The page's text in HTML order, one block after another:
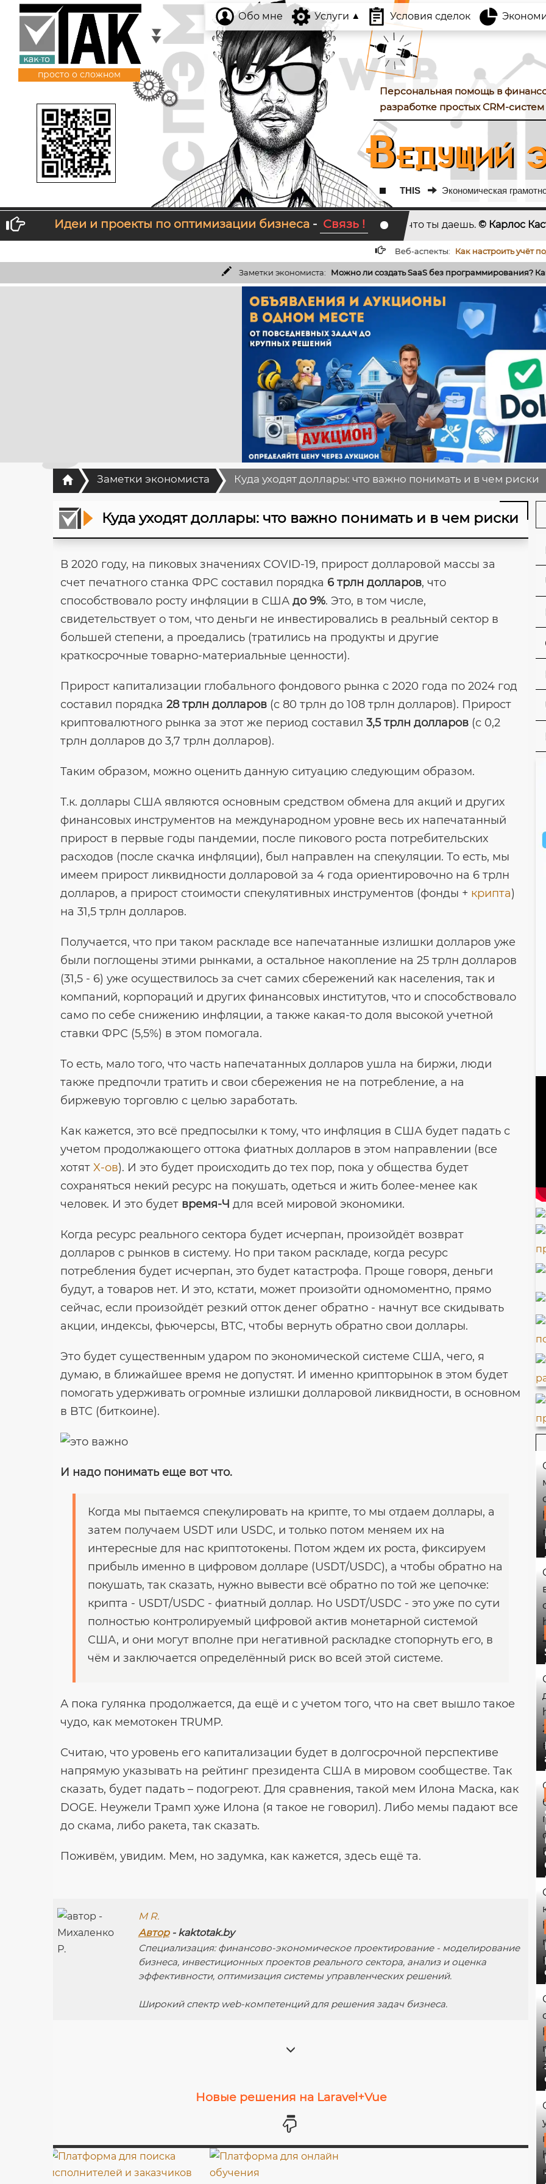
просто о сложном
Ведущий
THIS Экономическая
Персональная помощь в
разработке простых CRM-
Обо мне Услуги Условия сделок
Идеи и проекты по оптимизации бизнеса - Связь !
Если тебе не нравится то, что ты получаешь, измени то, что ты даешь. © Карлос Кастанеда
Веб-аспекты: Как настроить учёт подписчиков и
Заметки экономиста: Можно ли создать SaaS без программирования? Как.../Суть
ГлавнаяЗаметки экономиста Куда уходят доллары: что важно понимать и в чем риски
Куда уходят доллары: что важно понимать и в чем риски
В 2020 году, на пиковых значениях COVID-19, прирост долларовой массы за
счет печатного станка ФРС составил порядка 6 трлн долларов, что
способствовало росту инфляции в США до 9%. Это, в том числе,
свидетельствует о том, что деньги не инвестировались в реальный сектор в
большей степени, а проедались (тратились на продукты и другие
краткосрочные товарно-материальные ценности).
Прирост капитализации глобального фондового рынка с 2020 года по 2024 год
составил порядка 28 трлн долларов (с 80 трлн до 108 трлн долларов). Прирост
криптовалютного рынка за этот же период составил 3,5 трлн долларов (с 0,2
трлн долларов до 3,7 трлн долларов).
Таким образом, можно оценить данную ситуацию следующим образом.
Т.к. доллары США являются основным средством обмена для акций и других
финансовых инструментов на международном уровне весь их напечатанный
прирост в первые годы пандемии, после пикового роста потребительских
расходов (после скачка инфляции), был направлен на спекуляции. То есть, мы
имеем прирост ликвидности долларовой за 4 года ориентировочно на 6 трлн
долларов, а прирост стоимости спекулятивных инструментов (фонды + крипта)
на 31,5 трлн долларов.
Получается, что при таком раскладе все напечатанные излишки долларов уже
были поглощены этими рынками, а остальное накопление на 25 трлн долларов
(31,5 - 6) уже осуществилось за счет самих сбережений как населения, так и
компаний, корпораций и других финансовых институтов, что и способствовало
само по себе снижению инфляции, а также какая-то доля высокой учетной
ставки ФРС (5,5%) в этом помогала.
То есть, мало того, что часть напечатанных долларов ушла на биржи, люди
также предпочли тратить и свои сбережения не на потребление, а на
биржевую торговлю с целью заработать.
Как кажется, это всё предпосылки к тому, что инфляция в США будет падать с
учетом продолжающего оттока фиатных долларов в этом направлении (все
хотят X-ов). И это будет происходить до тех пор, пока у общества будет
сохраняться некий ресурс на покушать, одеться и жить более-менее как
человек. И это будет время-Ч для всей мировой экономики.
Когда ресурс реального сектора будет исчерпан, произойдёт возврат
долларов с рынков в систему. Но при таком раскладе, когда ресурс
потребления будет исчерпан, это будет катастрофа. Проще говоря, деньги
будут, а товаров нет. И это, кстати, может произойти одномоментно, прямо
сейчас, если произойдёт резкий отток денег обратно - начнут все скидывать
акции, индексы, фьючерсы, BTC, чтобы вернуть обратно свои доллары.
Это будет существенным ударом по экономической системе США, чего, я
думаю, в ближайшее время не допустят. И именно крипторынок в этом будет
помогать удерживать огромные излишки долларовой ликвидности, в основном
в BTC (биткоине).
И надо понимать еще вот что.
Когда мы пытаемся спекулировать на крипте, то мы отдаем доллары, а
затем получаем USDT или USDC, и только потом меняем их на
интересные для нас криптотокены. Потом ждем их роста, фиксируем
прибыль именно в цифровом долларе (USDT/USDC), а чтобы обратно на
покушать, так сказать, нужно вывести всё обратно по той же цепочке:
крипта - USDT/USDC - фиатный доллар. Но USDT/USDC - это уже по сути
полностью контролируемый цифровой актив монетарной системой
США, и они могут вполне при негативной раскладке стопорнуть его, в
чём и заключается определённый риск во всей этой системе.
А пока гулянка продолжается, да ещё и с учетом того, что на свет вышло такое
чудо, как мемотокен TRUMP.
Считаю, что уровень его капитализации будет в долгосрочной перспективе
напрямую указывать на рейтинг президента США в мировом сообществе. Так
сказать, будет падать – подогреют. Для сравнения, такой мем Илона Маска, как
DOGE. Неужели Трамп хуже Илона (я такое не говорил). Либо мемы падают все
до скама, либо ракета, так сказать.
Поживём, увидим. Мем, но задумка, как кажется, здесь ещё та.
M R.
Автор- kaktotak.by
Специализация: финансово-экономическое проектирование - моделирование
бизнеса, инвестиционных проектов реального сектора, анализ и оценка
эффективности, оптимизация системы управленческих решений.
Широкий спектр web-компетенций для решения задач бизнеса.
Новые решения на Laravel+Vue